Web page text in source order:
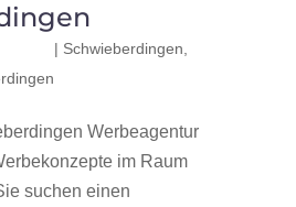
| Schwieberdingen
Werbeagentur
im Raum
suchen einen